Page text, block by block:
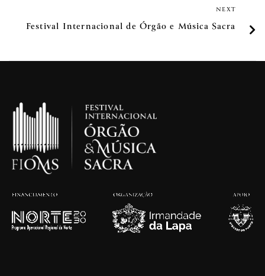
NEXT
Festival Internacional de Órgão e Música Sacra